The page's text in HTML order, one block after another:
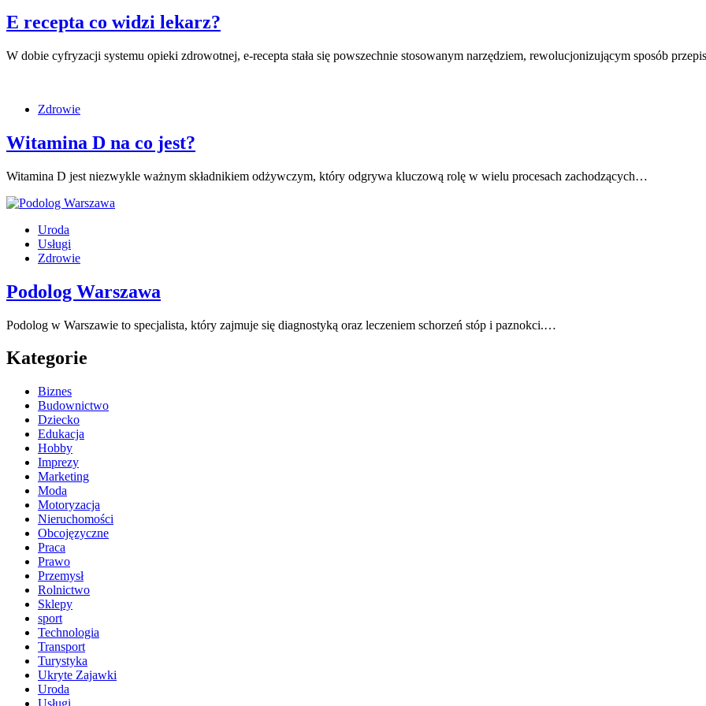
E recepta co widzi lekarz?
W dobie cyfryzacji systemu opieki zdrowotnej, e-recepta stała się powszechnie stosowanym narzędziem, rewolucjonizującym sposób
Zdrowie
Witamina D na co jest?
Witamina D jest niezwykle ważnym składnikiem odżywczym, który odgrywa kluczową rolę w wielu procesach zachodzących…
Uroda
Usługi
Zdrowie
Podolog Warszawa
Podolog w Warszawie to specjalista, który zajmuje się diagnostyką oraz leczeniem schorzeń stóp i paznokci.…
Kategorie
Biznes
Budownictwo
Dziecko
Edukacja
Hobby
Imprezy
Marketing
Moda
Motoryzacja
Nieruchomości
Obcojęzyczne
Praca
Prawo
Przemysł
Rolnictwo
Sklepy
sport
Technologia
Transport
Turystyka
Ukryte Zajawki
Uroda